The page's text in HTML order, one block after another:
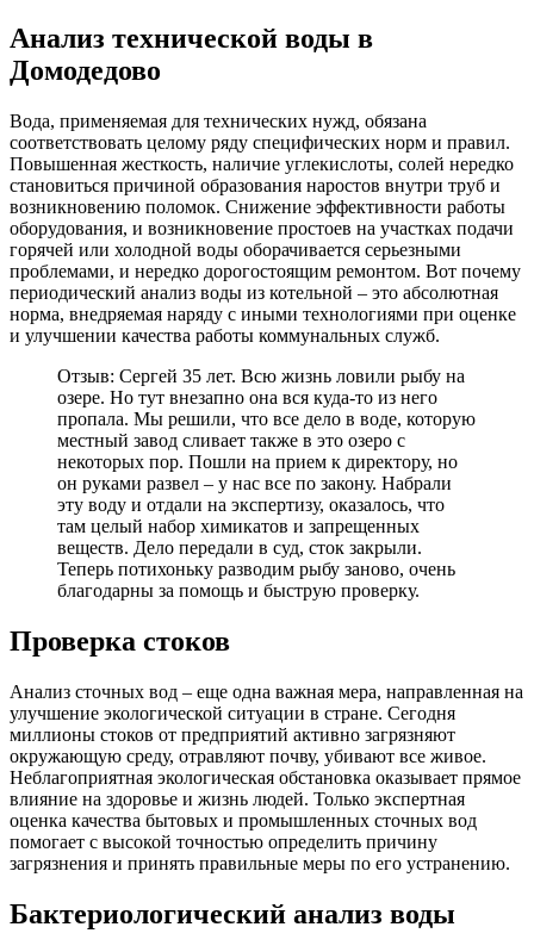
Анализ технической воды в
Домодедово
Вода, применяемая для технических нужд, обязана
соответствовать целому ряду специфических норм и правил.
Повышенная жесткость, наличие углекислоты, солей нередко
становиться причиной образования наростов внутри труб и
возникновению поломок. Снижение эффективности работы
оборудования, и возникновение простоев на участках подачи
горячей или холодной воды оборачивается серьезными
проблемами, и нередко дорогостоящим ремонтом. Вот почему
периодический анализ воды из котельной – это абсолютная
норма, внедряемая наряду с иными технологиями при оценке
и улучшении качества работы коммунальных служб.
Отзыв: Сергей 35 лет. Всю жизнь ловили рыбу на
озере. Но тут внезапно она вся куда-то из него
пропала. Мы решили, что все дело в воде, которую
местный завод сливает также в это озеро с
некоторых пор. Пошли на прием к директору, но
он руками развел – у нас все по закону. Набрали
эту воду и отдали на экспертизу, оказалось, что
там целый набор химикатов и запрещенных
веществ. Дело передали в суд, сток закрыли.
Теперь потихоньку разводим рыбу заново, очень
благодарны за помощь и быструю проверку.
Проверка стоков
Анализ сточных вод – еще одна важная мера, направленная на
улучшение экологической ситуации в стране. Сегодня
миллионы стоков от предприятий активно загрязняют
окружающую среду, отравляют почву, убивают все живое.
Неблагоприятная экологическая обстановка оказывает прямое
влияние на здоровье и жизнь людей. Только экспертная
оценка качества бытовых и промышленных сточных вод
помогает с высокой точностью определить причину
загрязнения и принять правильные меры по его устранению.
Бактериологический анализ воды